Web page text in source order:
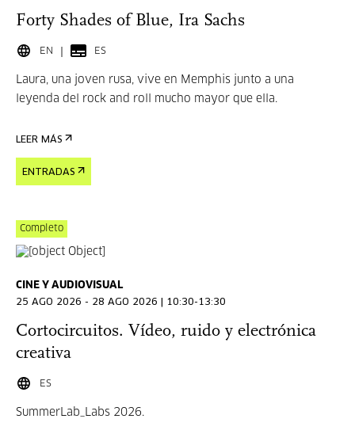
Forty Shades of Blue, Ira Sachs
EN ES
Laura, una joven rusa, vive en Memphis junto a una
leyenda del rock and roll mucho mayor que ella.
LEER MÁS
ENTRADAS
Completo
CINE Y AUDIOVISUAL
25 AGO 2026 - 28 AGO 2026 | 10:30-13:30
Cortocircuitos. Vídeo, ruido y electrónica
creativa
ES
SummerLab_Labs 2026.